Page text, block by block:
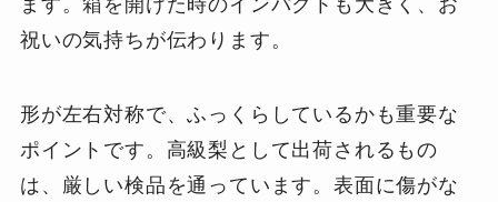
祝いの気持ちが伝わります。
形が左右対称で、ふっくらしているかも重要な
ポイントです。高級梨として出荷されるもの
は、厳しい検品を通っています。表面に傷がな